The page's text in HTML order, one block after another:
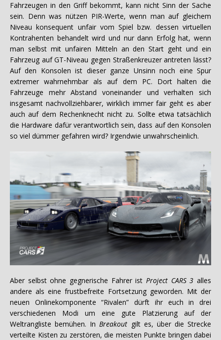
Fahrzeugen in den Griff bekommt, kann nicht Sinn der Sache
sein. Denn was nützen PIR-Werte, wenn man auf gleichem
Niveau konsequent unfair vom Spiel bzw. dessen virtuellen
Kontrahenten behandelt wird und nur dann Erfolg hat, wenn
man selbst mit unfairen Mitteln an den Start geht und ein
Fahrzeug auf GT-Niveau gegen Straßenkreuzer antreten lässt?
Auf den Konsolen ist dieser ganze Unsinn noch eine Spur
extremer wahrnehmbar als auf dem PC. Dort halten die
Fahrzeuge mehr Abstand voneinander und verhalten sich
insgesamt nachvollziehbarer, wirklich immer fair geht es aber
auch auf dem Rechenknecht nicht zu. Sollte etwa tatsächlich
die Hardware dafür verantwortlich sein, dass auf den Konsolen
so viel dümmer gefahren wird? Irgendwie unwahrscheinlich.
Aber selbst ohne gegnerische Fahrer ist Project CARS 3 alles
andere als eine frustbefreite Fortsetzung geworden. Mit der
neuen Onlinekomponente “Rivalen” dürft ihr euch in drei
verschiedenen Modi um eine gute Platzierung auf der
Weltrangliste bemühen. InBreakout gilt es, über die Strecke
verteilte Kisten zu zerstören, die meisten Punkte bringen dabei